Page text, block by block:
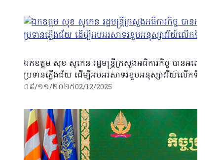
ឯកឧត្តម សុខ សូកេន រដ្ឋមន្រ្តីក្រសួងអធិការកិច្ច បានអញ្ជើញ
ប្រទានភ្លើងជ័យ ដើម្បីអបអរសាទរខួបអនុស្សាវរីយ៍លើកទី៧២ នៃ
០៩/១១/២០២៥02/12/2025